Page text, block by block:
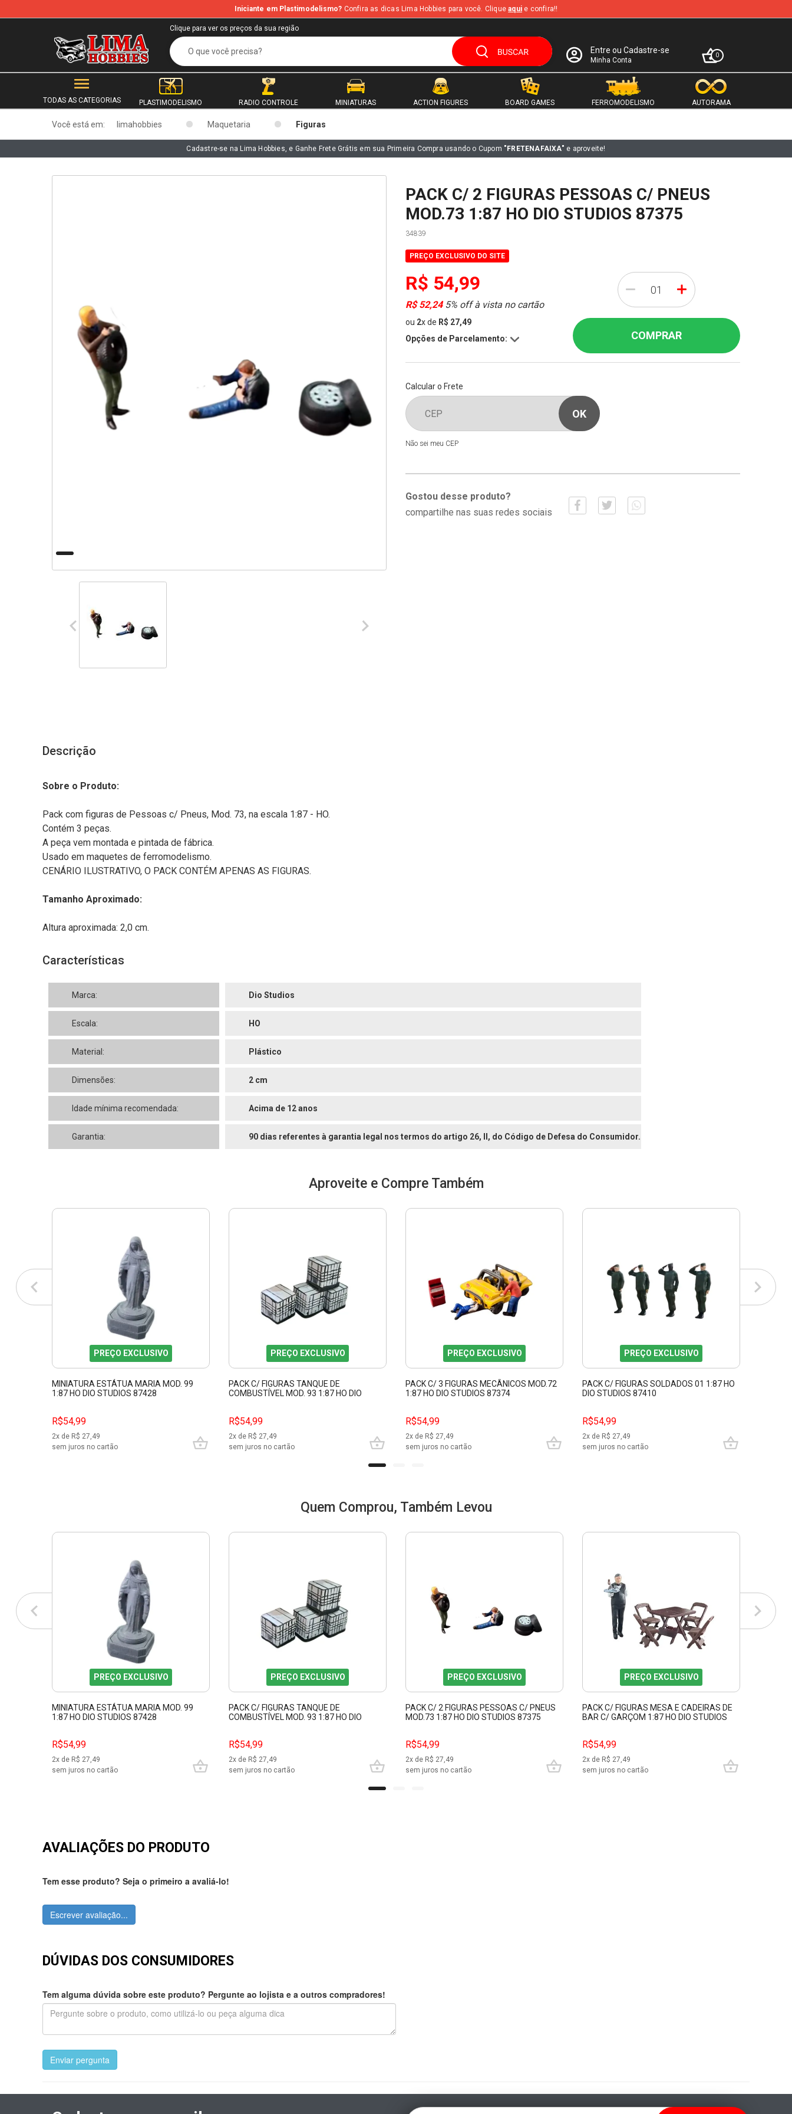
b
Iniciante em Plastimodelismo? Confira as dicas Lima Hobbies para você. Cliqueaqui e confira!!
Clique para ver os preços da sua região
Entre ou Cadastre-se
Minha Conta
0
TODAS AS CATEGORIAS PLASTIMODELISMO RADIO CONTROLE MINIATURAS ACTION FIGURES BOARD GAMES FERROMODELISMO AUTORAMA
Você está em: limahobbies Maquetaria Figuras
Cadastre-se na Lima Hobbies, e Ganhe Frete Grátis em sua Primeira Compra usando o Cupom "FRETENAFAIXA" e aproveite!
PACK C/ 2 FIGURAS PESSOAS C/ PNEUS
MOD.73 1:87 HO DIO STUDIOS 87375
34839
PREÇO EXCLUSIVO DO SITE
R$ 54,99
R$ 52,245% off à vista no cartão
ou 2xde R$ 27,49
Opções de Parcelamento:
- +
COMPRAR
Calcular o Frete
Não sei meu CEP
Gostou desse produto?
compartilhe nas suas redes sociais
Descrição
Sobre o Produto:
Pack com figuras de Pessoas c/ Pneus, Mod. 73, na escala 1:87 - HO.
Contém 3 peças.
A peça vem montada e pintada de fábrica.
Usado em maquetes de ferromodelismo.
CENÁRIO ILUSTRATIVO, O PACK CONTÉM APENAS AS FIGURAS.
Tamanho Aproximado:
Altura aproximada: 2,0 cm.
Características
Marca: Dio Studios
Escala: HO
Material: Plástico
Dimensões: 2 cm
Idade mínima recomendada: Acima de 12 anos
Garantia: 90 dias referentes à garantia legal nos termos do artigo 26, II, do Código de Defesa do Consumidor.
Aproveite e Compre Também
PREÇO EXCLUSIVO
MINIATURA ESTÁTUA MARIA MOD. 99
1:87 HO DIO STUDIOS 87428
R$54,99
2x de R$ 27,49
sem juros no cartão
PREÇO EXCLUSIVO
PACK C/ FIGURAS TANQUE DE
COMBUSTÍVEL MOD. 93 1:87 HO DIO
R$54,99
2x de R$ 27,49
sem juros no cartão
PREÇO EXCLUSIVO
PACK C/ 3 FIGURAS MECÂNICOS MOD.72
1:87 HO DIO STUDIOS 87374
R$54,99
2x de R$ 27,49
sem juros no cartão
PREÇO EXCLUSIVO
PACK C/ FIGURAS SOLDADOS 01 1:87 HO
DIO STUDIOS 87410
R$54,99
2x de R$ 27,49
sem juros no cartão
Quem Comprou, Também Levou
PREÇO EXCLUSIVO
MINIATURA ESTÁTUA MARIA MOD. 99
1:87 HO DIO STUDIOS 87428
R$54,99
2x de R$ 27,49
sem juros no cartão
PREÇO EXCLUSIVO
PACK C/ FIGURAS TANQUE DE
COMBUSTÍVEL MOD. 93 1:87 HO DIO
R$54,99
2x de R$ 27,49
sem juros no cartão
PREÇO EXCLUSIVO
PACK C/ 2 FIGURAS PESSOAS C/ PNEUS
MOD.73 1:87 HO DIO STUDIOS 87375
R$54,99
2x de R$ 27,49
sem juros no cartão
PREÇO EXCLUSIVO
PACK C/ FIGURAS MESA E CADEIRAS DE
BAR C/ GARÇOM 1:87 HO DIO STUDIOS
R$54,99
2x de R$ 27,49
sem juros no cartão
AVALIAÇÕES DO PRODUTO
Tem esse produto? Seja o primeiro a avaliá-lo!
Escrever avaliação...
DÚVIDAS DOS CONSUMIDORES
Tem alguma dúvida sobre este produto? Pergunte ao lojista e a outros compradores!
Enviar pergunta